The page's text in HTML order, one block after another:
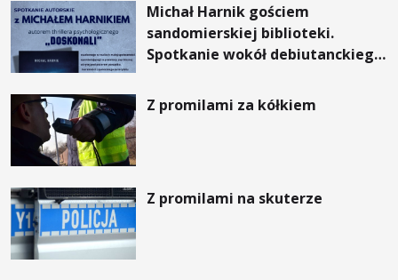
Michał Harnik gościem
sandomierskiej biblioteki.
Spotkanie wokół debiutanckiego
Z promilami za kółkiem
Z promilami na skuterze